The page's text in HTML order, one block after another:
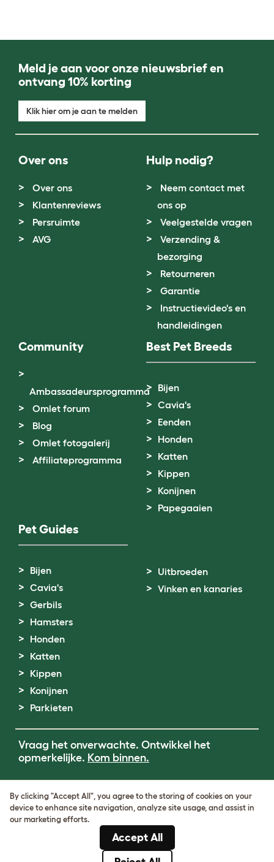
Meld je aan voor onze nieuwsbrief en
ontvang 10% korting
Klik hier om je aan te melden
Over ons
Over ons
Klantenreviews
Persruimte
AVG
Hulp nodig?
Neem contact met
ons op
Veelgestelde vragen
Verzending &
bezorging
Retourneren
Garantie
Instructievideo's en
handleidingen
Community
Ambassadeursprogramma
Omlet forum
Blog
Omlet fotogalerij
Affiliateprogramma
Best Pet Breeds
Bijen
Cavia's
Eenden
Honden
Katten
Kippen
Konijnen
Papegaaien
Pet Guides
Bijen
Cavia's
Gerbils
Hamsters
Honden
Katten
Kippen
Konijnen
Parkieten
Uitbroeden
Vinken en kanaries
Vraag het onverwachte. Ontwikkel het
opmerkelijke. Kom binnen.
Cookie & Privacy Policy
Cookie Settings
BTW-nummer: DE317631106
KvK-nummer: 05028498
By clicking "Accept All", you agree to the storing of cookies on your
device to enhance site navigation, analyze site usage, and assist in
our marketing efforts.
Accept All